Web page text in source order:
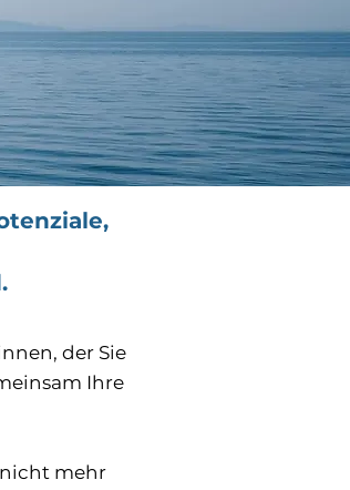
der Sie
Ihre
nicht mehr